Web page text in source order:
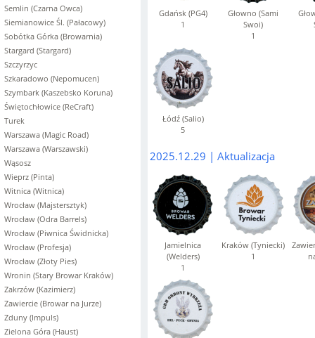
Semlin (Czarna Owca)
Siemianowice Śl. (Pałacowy)
Sobótka Górka (Browarnia)
Stargard (Stargard)
Szczyrzyc
Szkaradowo (Nepomucen)
Szymbark (Kaszebsko Koruna)
Świętochłowice (ReCraft)
Turek
Warszawa (Magic Road)
Warszawa (Warszawski)
Wąsosz
Wieprz (Pinta)
Witnica (Witnica)
Wrocław (Majstersztyk)
Wrocław (Odra Barrels)
Wrocław (Piwnica Świdnicka)
Wrocław (Profesja)
Wrocław (Złoty Pies)
Wronin (Stary Browar Kraków)
Zakrzów (Kazimierz)
Zawiercie (Browar na Jurze)
Zduny (Impuls)
Zielona Góra (Haust)
Gdańsk (PG4)
1
Głowno (Sami
Swoi)
1
Łódź (Salio)
5
2025.12.29 | Aktualizacja
Jamielnica
(Welders)
1
Kraków (Tyniecki)
1